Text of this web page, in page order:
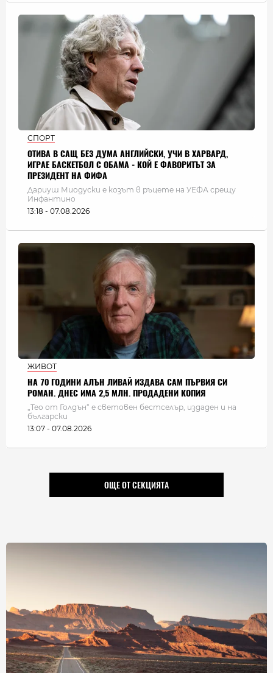
СПОРТ
ОТИВА В САЩ БЕЗ ДУМА АНГЛИЙСКИ, УЧИ В ХАРВАРД,
ИГРАЕ БАСКЕТБОЛ С ОБАМА - КОЙ Е ФАВОРИТЪТ ЗА
ПРЕЗИДЕНТ НА ФИФА
Дариуш Миодуски е козът в ръцете на УЕФА срещу
Инфантино
13:18 - 07.08.2026
ЖИВОТ
НА 70 ГОДИНИ АЛЪН ЛИВАЙ ИЗДАВА САМ ПЪРВИЯ СИ
РОМАН. ДНЕС ИМА 2,5 МЛН. ПРОДАДЕНИ КОПИЯ
„Тео от Голдън“ е световен бестселър, издаден и на
български
13:07 - 07.08.2026
ОЩЕ ОТ СЕКЦИЯТА